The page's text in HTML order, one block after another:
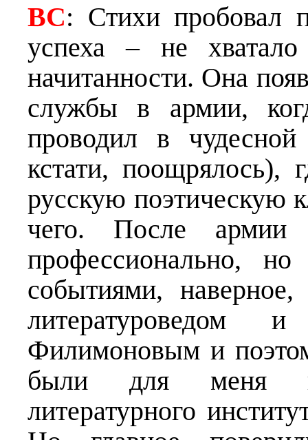
ВС: Стихи пробовал
успеха – не хватало
начитанности. Она
службы в армии,
проводил в чудесной
кстати, поощрялось),
русскую поэтическую
чего. После армии
профессионально,
событиями,
литературоведом
Филимоновым и
были для меня
литературного